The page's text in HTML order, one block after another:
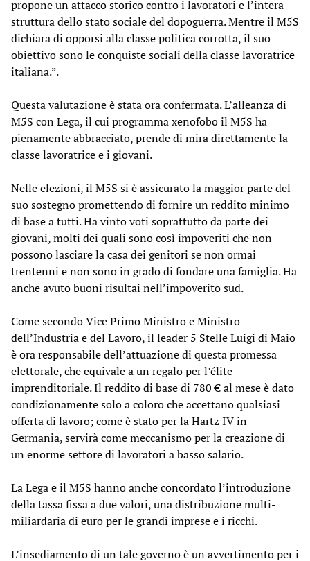
propone un attacco storico contro i lavoratori e l’intera
struttura dello stato sociale del dopoguerra. Mentre il M5S
dichiara di opporsi alla classe politica corrotta, il suo
obiettivo sono le conquiste sociali della classe lavoratrice
italiana.”.
Questa valutazione è stata ora confermata. L’alleanza di
M5S con Lega, il cui programma xenofobo il M5S ha
pienamente abbracciato, prende di mira direttamente la
classe lavoratrice e i giovani.
Nelle elezioni, il M5S si è assicurato la maggior parte del
suo sostegno promettendo di fornire un reddito minimo
di base a tutti. Ha vinto voti soprattutto da parte dei
giovani, molti dei quali sono così impoveriti che non
possono lasciare la casa dei genitori se non ormai
trentenni e non sono in grado di fondare una famiglia. Ha
anche avuto buoni risultai nell’impoverito sud.
Come secondo Vice Primo Ministro e Ministro
dell’Industria e del Lavoro, il leader 5 Stelle Luigi di Maio
è ora responsabile dell’attuazione di questa promessa
elettorale, che equivale a un regalo per l’élite
imprenditoriale. Il reddito di base di 780 € al mese è dato
condizionamente solo a coloro che accettano qualsiasi
offerta di lavoro; come è stato per la Hartz IV in
Germania, servirà come meccanismo per la creazione di
un enorme settore di lavoratori a basso salario.
La Lega e il M5S hanno anche concordato l’introduzione
della tassa fissa a due valori, una distribuzione multi-
miliardaria di euro per le grandi imprese e i ricchi.
L’insediamento di un tale governo è un avvertimento per i